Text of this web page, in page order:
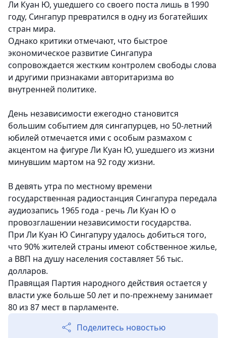
Ли Куан Ю, ушедшего со своего поста лишь в 1990
году, Сингапур превратился в одну из богатейших
стран мира.
Однако критики отмечают, что быстрое
экономическое развитие Сингапура
сопровождается жестким контролем свободы слова
и другими признаками авторитаризма во
внутренней политике.
День независимости ежегодно становится
большим событием для сингапурцев, но 50-летний
юбилей отмечается ими с особым размахом с
акцентом на фигуре Ли Куан Ю, ушедшего из жизни
минувшим мартом на 92 году жизни.
В девять утра по местному времени
государственная радиостанция Сингапура передала
аудиозапись 1965 года - речь Ли Куан Ю о
провозглашении независимости государства.
При Ли Куан Ю Сингапуру удалось добиться того,
что 90% жителей страны имеют собственное жилье,
а ВВП на душу населения составляет 56 тыс.
долларов.
Правящая Партия народного действия остается у
власти уже больше 50 лет и по-прежнему занимает
80 из 87 мест в парламенте.
Поделитесь новостью